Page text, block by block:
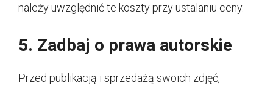
należy uwzględnić te koszty przy ustalaniu ceny.
5. Zadbaj o prawa autorskie
Przed publikacją i sprzedażą swoich zdjęć,